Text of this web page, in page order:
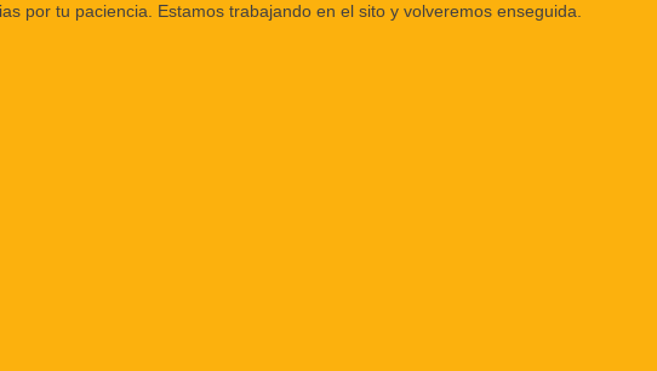
por tu paciencia. Estamos trabajando en el sito y volveremos enseguida.